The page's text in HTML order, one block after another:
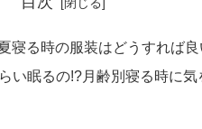
寝る時の服装はどうすれば
い眠るの!?月齢別寝る時に気